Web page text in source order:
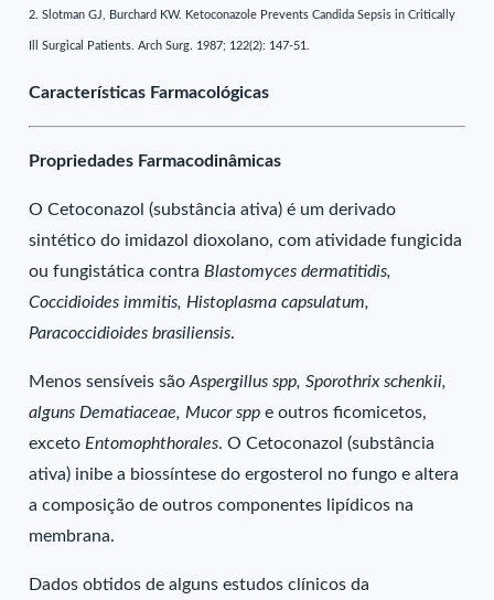
2. Slotman GJ, Burchard KW. Ketoconazole Prevents Candida Sepsis in Critically
Ill Surgical Patients. Arch Surg. 1987; 122(2): 147-51.
Características Farmacológicas
Propriedades Farmacodinâmicas
O Cetoconazol (substância ativa) é um derivado
sintético do imidazol dioxolano, com atividade fungicida
ou fungistática contra Blastomyces dermatitidis,
Coccidioides immitis, Histoplasma capsulatum,
Paracoccidioides brasiliensis.
Menos sensíveis sãoAspergillus spp, Sporothrix schenkii,
alguns Dematiaceae, Mucor spp e outros ficomicetos,
exceto Entomophthorales. O Cetoconazol (substância
ativa) inibe a biossíntese do ergosterol no fungo e altera
a composição de outros componentes lipídicos na
membrana.
Dados obtidos de alguns estudos clínicos da